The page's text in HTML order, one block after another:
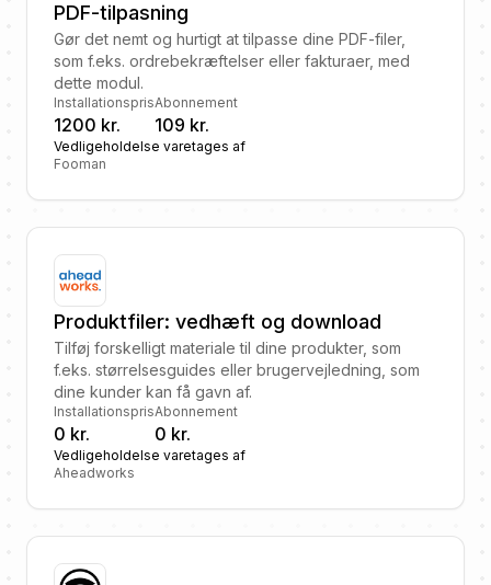
PDF-tilpasning
Gør det nemt og hurtigt at tilpasse dine PDF-filer,
som f.eks. ordrebekræftelser eller fakturaer, med
dette modul.
Installationspris
1200 kr.
Abonnement
109 kr.
Vedligeholdelse varetages af
Fooman
Produktfiler: vedhæft og download
Tilføj forskelligt materiale til dine produkter, som
f.eks. størrelsesguides eller brugervejledning, som
dine kunder kan få gavn af.
Installationspris
0 kr.
Abonnement
0 kr.
Vedligeholdelse varetages af
Aheadworks